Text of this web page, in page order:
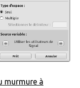
murmure à